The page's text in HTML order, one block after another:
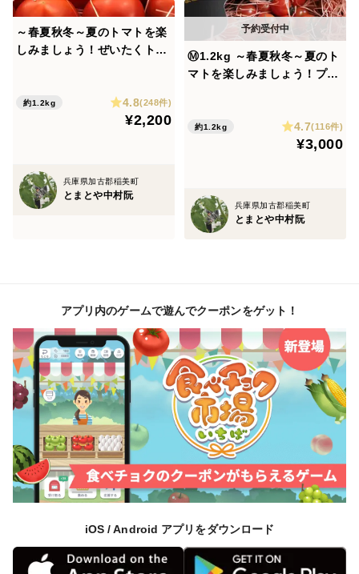
～春夏秋冬～夏のトマトを楽
しみましょう！ぜいたくトマ
約1.2kg 4.8(248件)
¥2,200
兵庫県加古郡稲美町
とまとや中村阮
Ⓜ1.2kg ～春夏秋冬～夏のト
マトを楽しみましょう！プチ
約1.2kg 4.7(116件)
¥3,000
兵庫県加古郡稲美町
とまとや中村阮
アプリ内のゲームで遊んでクーポンをゲット！
iOS / Android アプリをダウンロード